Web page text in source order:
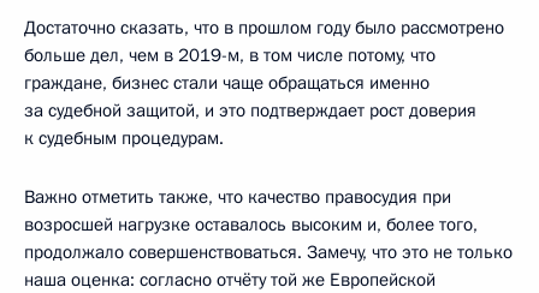
Достаточно сказать, что в прошлом году было рассмотрено
больше дел, чем в 2019-м, в том числе потому, что
граждане, бизнес стали чаще обращаться именно
за судебной защитой, и это подтверждает рост доверия
к судебным процедурам.
Важно отметить также, что качество правосудия при
возросшей нагрузке оставалось высоким и, более того,
продолжало совершенствоваться. Замечу, что это не только
наша оценка: согласно отчёту той же Европейской